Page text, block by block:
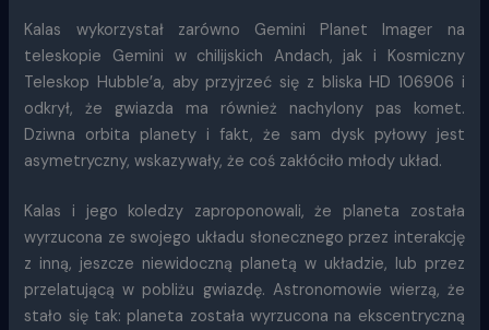
Kalas wykorzystał zarówno Gemini Planet Imager na
teleskopie Gemini w chilijskich Andach, jak i Kosmiczny
Teleskop Hubble’a, aby przyjrzeć się z bliska HD 106906 i
odkrył, że gwiazda ma również nachylony pas komet.
Dziwna orbita planety i fakt, że sam dysk pyłowy jest
asymetryczny, wskazywały, że coś zakłóciło młody układ.
Kalas i jego koledzy zaproponowali, że planeta została
wyrzucona ze swojego układu słonecznego przez interakcję
z inną, jeszcze niewidoczną planetą w układzie, lub przez
przelatującą w pobliżu gwiazdę. Astronomowie wierzą, że
stało się tak: planeta została wyrzucona na ekscentryczną